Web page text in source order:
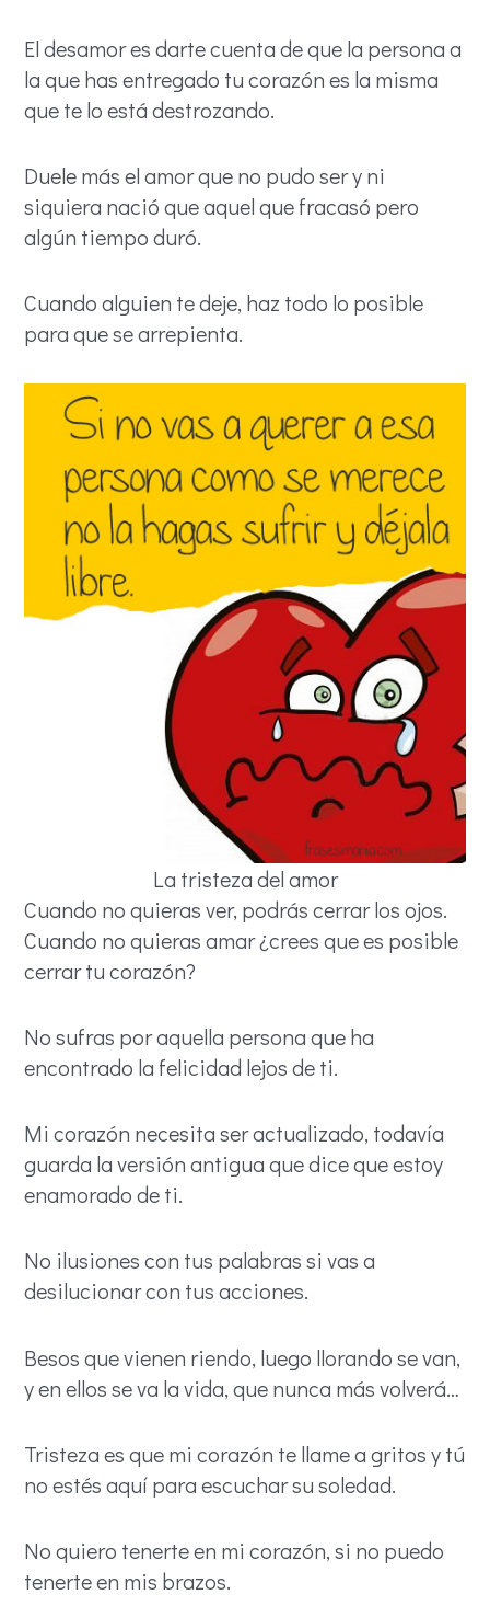
El desamor es darte cuenta de que la persona a
la que has entregado tu corazón es la misma
que te lo está destrozando.
Duele más el amor que no pudo ser y ni
siquiera nació que aquel que fracasó pero
algún tiempo duró.
Cuando alguien te deje, haz todo lo posible
para que se arrepienta.
La tristeza del amor
Cuando no quieras ver, podrás cerrar los ojos.
Cuando no quieras amar ¿crees que es posible
cerrar tu corazón?
No sufras por aquella persona que ha
encontrado la felicidad lejos de ti.
Mi corazón necesita ser actualizado, todavía
guarda la versión antigua que dice que estoy
enamorado de ti.
No ilusiones con tus palabras si vas a
desilucionar con tus acciones.
Besos que vienen riendo, luego llorando se van,
y en ellos se va la vida, que nunca más volverá…
Tristeza es que mi corazón te llame a gritos y tú
no estés aquí para escuchar su soledad.
No quiero tenerte en mi corazón, si no puedo
tenerte en mis brazos.